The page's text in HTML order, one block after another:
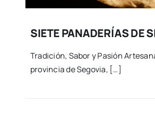
SIETE PANADERÍAS DE
Tradición, Sabor y Pasión
provincia de Segovia, […]